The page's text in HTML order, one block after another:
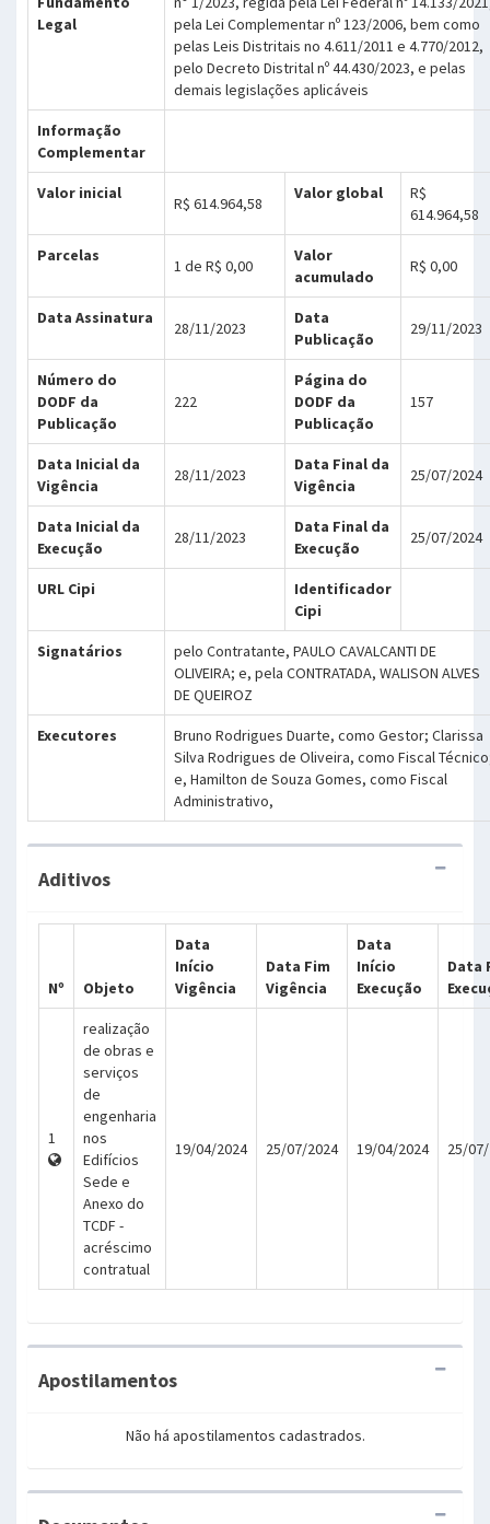
Legal
pela Lei Complementar nº 123/2006, bem como
pelas Leis Distritais no 4.611/2011 e 4.770/2012,
pelo Decreto Distrital nº 44.430/2023, e pelas
demais legislações aplicáveis
Informação
Complementar
Valor inicial
R$ 614.964,58
Valor global
R$
614.964,58
Parcelas
1 de R$ 0,00
Valor
acumulado
R$ 0,00
Data Assinatura
28/11/2023
Data
Publicação
29/11/2023
Número do
DODF da
Publicação
222
Página do
DODF da
Publicação
157
Data Inicial da
Vigência
28/11/2023
Data Final da
Vigência
25/07/2024
Data Inicial da
Execução
28/11/2023
Data Final da
Execução
25/07/2024
URL Cipi
Identificador
Cipi
Signatários
pelo Contratante, PAULO CAVALCANTI DE
OLIVEIRA; e, pela CONTRATADA, WALISON ALVES
DE QUEIROZ
Executores
Bruno Rodrigues Duarte, como Gestor; Clarissa
Silva Rodrigues de Oliveira, como Fiscal
e, Hamilton de Souza Gomes, como Fiscal
Administrativo,
Aditivos
Nº Objeto
Data
Início
Vigência
Data Fim
Vigência
Data
Início
Execução
Data
1
realização
de obras e
serviços
de
engenharia
nos
Edifícios
Sede e
Anexo do
TCDF -
acréscimo
contratual
19/04/2024 25/07/2024 19/04/2024 25/
Apostilamentos
Não há apostilamentos cadastrados.